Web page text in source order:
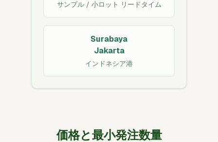
サンプル / 小ロット リードタイム
Surabaya
Jakarta
インドネシア港
価格と最小発注数量